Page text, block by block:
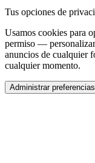
Tus opciones de
Usamos cookies para
permiso —
anuncios de cualquier
cualquier momento.
Administrar preferencias